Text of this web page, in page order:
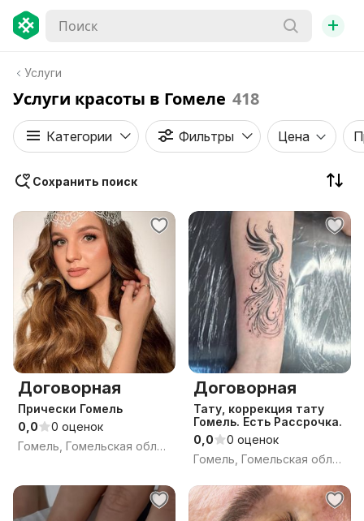
+
Услуги
Услуги красоты в Гомеле 418
Категории Фильтры Цена
Сохранить поиск
Договорная
Прически Гомель
0,0
0 оценок
Гомель, Гомельская область
Договорная
Тату, коррекция тату
Гомель. Есть Рассрочка.
0,0
0 оценок
Гомель, Гомельская область